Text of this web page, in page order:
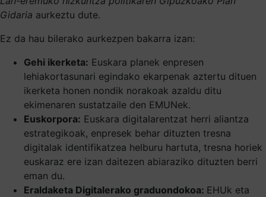
Gidaria aurkeztu dute.
Ez da hau bilerako aurkezpen bakarra izan:
Gehi ikerketa: Euskara planek enpresen
lehiakortasunari egindako ekarpenak aztertu dituen
ikerketa honen nondik norakoak azaldu ditu
ekimenaren sustatzaile den EMUNek.
Euskorpora: Euskara digitalarentzat herri aliantza
estrategikoak, enpresek behar dituzten tresna
digitalak identifikatzea helburu hartuta, tresna horiek
euskaraz ere izan daitezen abiaraziko dituzten berri
eman du.
Eraldaketa Digitalerako graduondokoa: EHUk eta